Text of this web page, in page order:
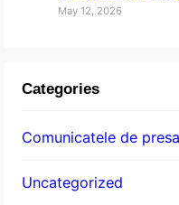
May 12, 2026
Categories
Comunicatele de presa
Uncategorized